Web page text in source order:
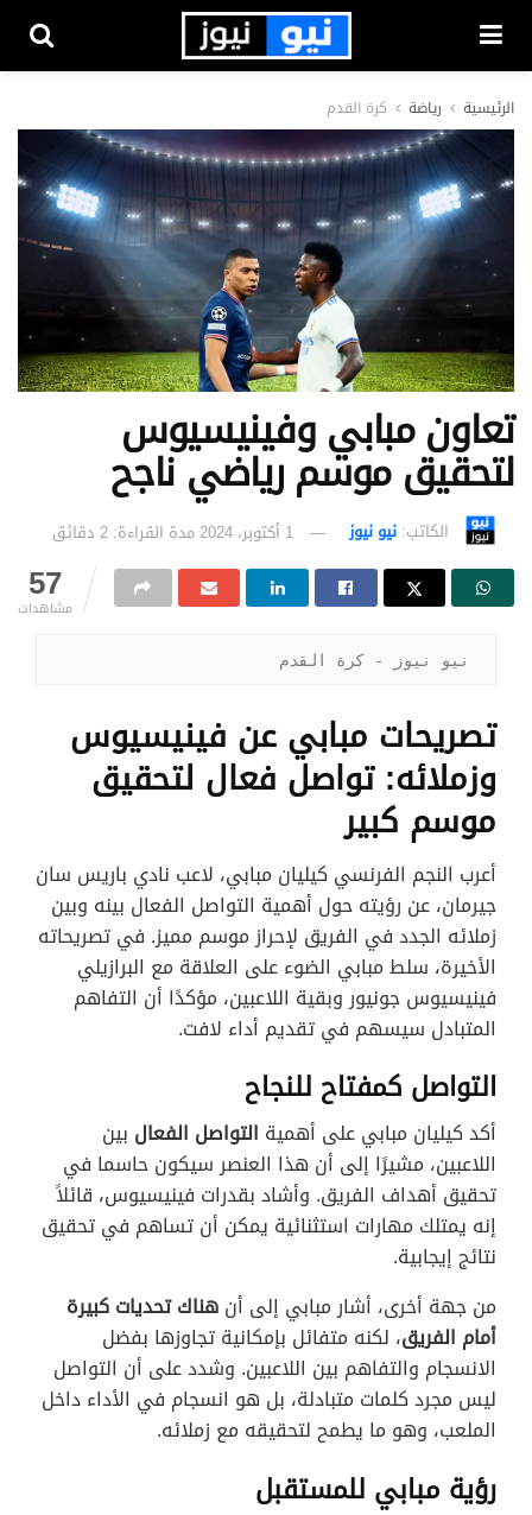
الرئيسية رياضة كرة القدم
تعاون مبابي وفينيسيوس
لتحقيق موسم رياضي ناجح
الكاتب: نيو نيوز 1 أكتوبر، 2024 مدة القراءة: 2 دقائق
57
مشاهدات
نيو نيوز - كرة القدم
تصريحات مبابي عن فينيسيوس
وزملائه: تواصل فعال لتحقيق
موسم كبير
أعرب النجم الفرنسي كيليان مبابي، لاعب نادي باريس سان
جيرمان، عن رؤيته حول أهمية التواصل الفعال بينه وبين
زملائه الجدد في الفريق لإحراز موسم مميز. في تصريحاته
الأخيرة، سلط مبابي الضوء على العلاقة مع البرازيلي
فينيسيوس جونيور وبقية اللاعبين، مؤكدًا أن التفاهم
المتبادل سيسهم في تقديم أداء لافت.
التواصل كمفتاح للنجاح
أكد كيليان مبابي على أهمية التواصل الفعال بين
اللاعبين، مشيرًا إلى أن هذا العنصر سيكون حاسما في
تحقيق أهداف الفريق. وأشاد بقدرات فينيسيوس، قائلاً
إنه يمتلك مهارات استثنائية يمكن أن تساهم في تحقيق
نتائج إيجابية.
من جهة أخرى، أشار مبابي إلى أنهناك تحديات كبيرة
أمام الفريق، لكنه متفائل بإمكانية تجاوزها بفضل
الانسجام والتفاهم بين اللاعبين. وشدد على أن التواصل
ليس مجرد كلمات متبادلة، بل هو انسجام في الأداء داخل
الملعب، وهو ما يطمح لتحقيقه مع زملائه.
رؤية مبابي للمستقبل